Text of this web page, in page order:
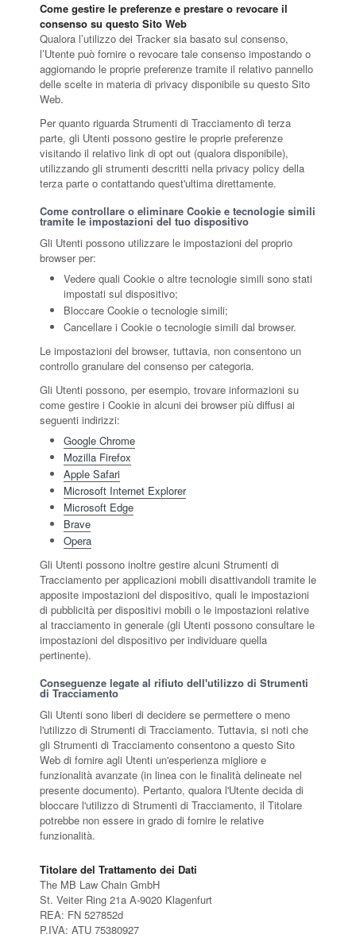
Come gestire le preferenze e prestare o revocare il
consenso su questo Sito Web
Qualora l’utilizzo dei Tracker sia basato sul consenso,
l’Utente può fornire o revocare tale consenso impostando o
aggiornando le proprie preferenze tramite il relativo pannello
delle scelte in materia di privacy disponibile su questo Sito
Web.
Per quanto riguarda Strumenti di Tracciamento di terza
parte, gli Utenti possono gestire le proprie preferenze
visitando il relativo link di opt out (qualora disponibile),
utilizzando gli strumenti descritti nella privacy policy della
terza parte o contattando quest'ultima direttamente.
Come controllare o eliminare Cookie e tecnologie simili
tramite le impostazioni del tuo dispositivo
Gli Utenti possono utilizzare le impostazioni del proprio
browser per:
Vedere quali Cookie o altre tecnologie simili sono stati
impostati sul dispositivo;
Bloccare Cookie o tecnologie simili;
Cancellare i Cookie o tecnologie simili dal browser.
Le impostazioni del browser, tuttavia, non consentono un
controllo granulare del consenso per categoria.
Gli Utenti possono, per esempio, trovare informazioni su
come gestire i Cookie in alcuni dei browser più diffusi ai
seguenti indirizzi:
Google Chrome
Mozilla Firefox
Apple Safari
Microsoft Internet Explorer
Microsoft Edge
Brave
Opera
Gli Utenti possono inoltre gestire alcuni Strumenti di
Tracciamento per applicazioni mobili disattivandoli tramite le
apposite impostazioni del dispositivo, quali le impostazioni
di pubblicità per dispositivi mobili o le impostazioni relative
al tracciamento in generale (gli Utenti possono consultare le
impostazioni del dispositivo per individuare quella
pertinente).
Conseguenze legate al rifiuto dell'utilizzo di Strumenti
di Tracciamento
Gli Utenti sono liberi di decidere se permettere o meno
l'utilizzo di Strumenti di Tracciamento. Tuttavia, si noti che
gli Strumenti di Tracciamento consentono a questo Sito
Web di fornire agli Utenti un'esperienza migliore e
funzionalità avanzate (in linea con le finalità delineate nel
presente documento). Pertanto, qualora l'Utente decida di
bloccare l'utilizzo di Strumenti di Tracciamento, il Titolare
potrebbe non essere in grado di fornire le relative
funzionalità.
Titolare del Trattamento dei Dati
The MB Law Chain GmbH
St. Veiter Ring 21a A-9020 Klagenfurt
REA: FN 527852d
P.IVA: ATU 75380927